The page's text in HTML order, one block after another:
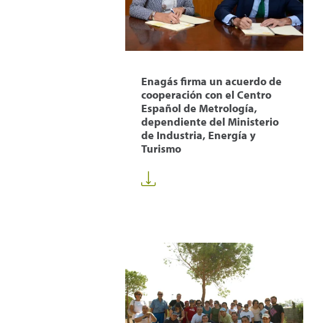
Enagás firma un acuerdo de
cooperación con el Centro
Español de Metrología,
dependiente del Ministerio
de Industria, Energía y
Turismo